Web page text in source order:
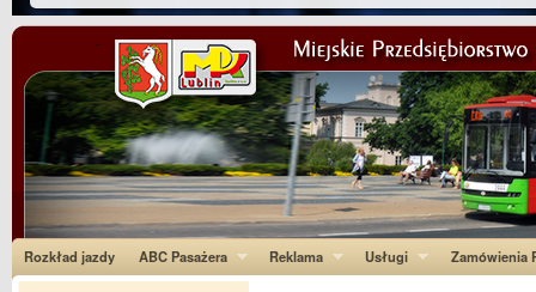
Rozkład jazdy ABC Pasażera Reklama Usługi Zamówienia